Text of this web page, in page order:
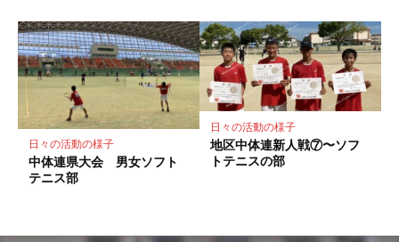
日々の活動の様子
中体連県大会 男女ソフト
テニス部
日々の活動の様子
地区中体連新人戦⑦〜ソフ
トテニスの部